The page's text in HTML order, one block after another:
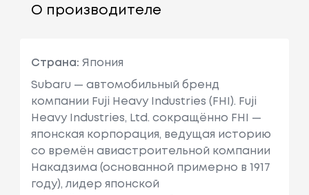
О производителе
Страна: Япония
Subaru — автомобильный бренд
компании Fuji Heavy Industries (FHI). Fuji
Heavy Industries, Ltd. сокращённо FHI —
японская корпорация, ведущая историю
со времён авиастроительной компании
Накадзима (основанной примерно в 1917
году), лидер японской